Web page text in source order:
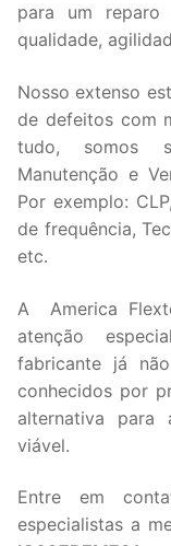
para um reparo
qualidade,
Nosso extenso
de defeitos com
tudo, somos
Manutenção e
Por exemplo:
de frequência,
etc.
A America
atenção
fabricante já
conhecidos por
alternativa
viável.
Entre em
especialistas a